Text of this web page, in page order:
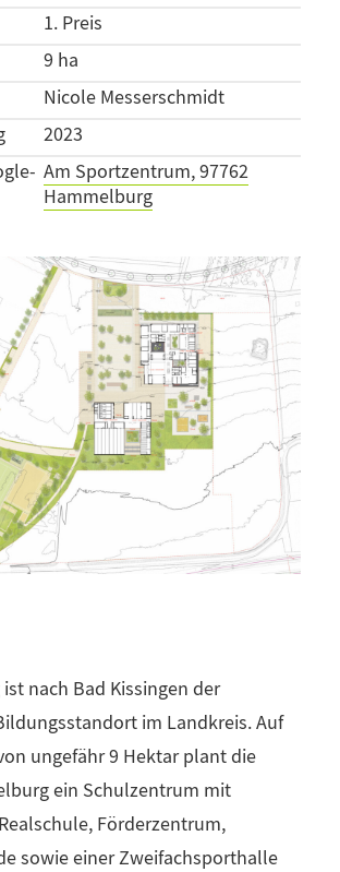
1. Preis
9 ha
Nicole Messerschmidt
2023
Am Sportzentrum, 97762
Hammelburg
nach Bad Kissingen der
im Landkreis. Auf
ungefähr 9 Hektar plant die
ein Schulzentrum mit
Förderzentrum,
sowie einer Zweifachsporthalle